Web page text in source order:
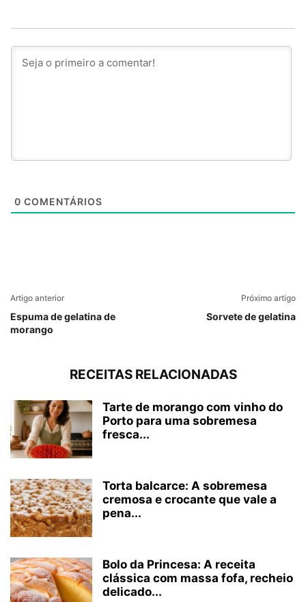
0 COMENTÁRIOS
Artigo anterior
Espuma de gelatina de
morango
Próximo artigo
Sorvete de gelatina
RECEITAS RELACIONADAS
Tarte de morango com vinho do
Porto para uma sobremesa
fresca...
Torta balcarce: A sobremesa
cremosa e crocante que vale a
pena...
Bolo da Princesa: A receita
clássica com massa fofa, recheio
delicado...